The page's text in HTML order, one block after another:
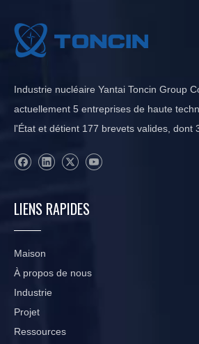
Industrie nucléaire Yantai Toncin Group
actuellement 5 entreprises de haute
l'État et détient 177 brevets valides, dont
LIENS RAPIDES
Maison
À propos de nous
Industrie
Projet
Ressources